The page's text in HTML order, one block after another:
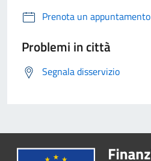
Prenota un appuntamento
Problemi in città
Segnala disservizio